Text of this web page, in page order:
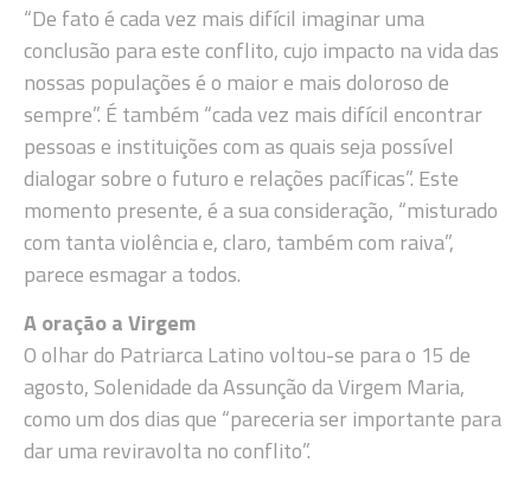
“De fato é cada vez mais difícil imaginar uma
conclusão para este conflito, cujo impacto na vida das
nossas populações é o maior e mais doloroso de
sempre”. É também “cada vez mais difícil encontrar
pessoas e instituições com as quais seja possível
dialogar sobre o futuro e relações pacíficas”. Este
momento presente, é a sua consideração, “misturado
com tanta violência e, claro, também com raiva”,
parece esmagar a todos.
A oração a Virgem
O olhar do Patriarca Latino voltou-se para o 15 de
agosto, Solenidade da Assunção da Virgem Maria,
como um dos dias que “pareceria ser importante para
dar uma reviravolta no conflito”.